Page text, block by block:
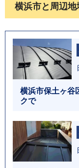
横浜市と周辺地
横浜市保土ヶ谷
クで